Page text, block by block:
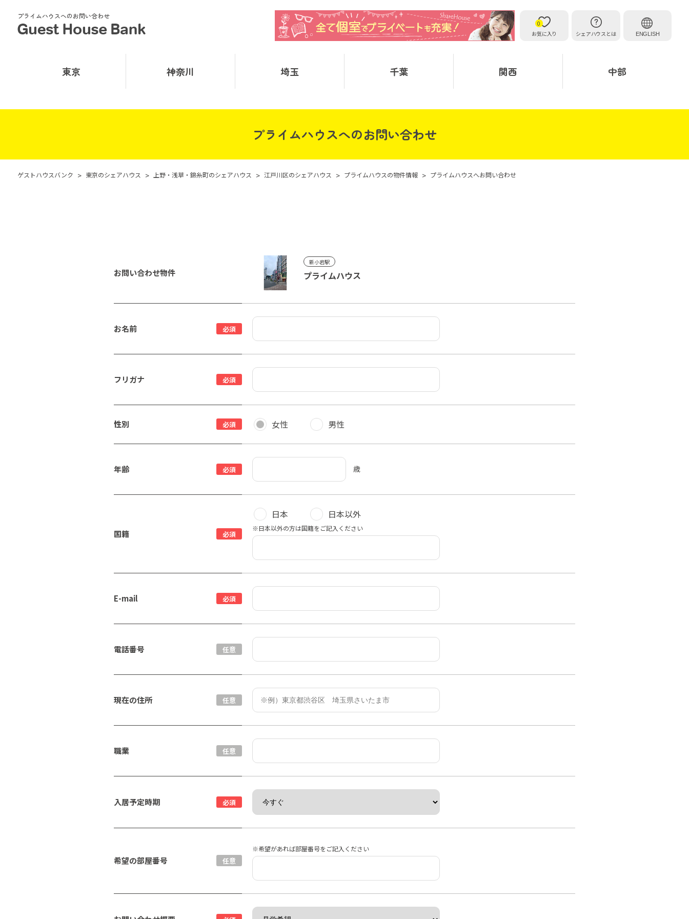
プライムハウスへのお問い合わせ
お気に入り
0
シェアハウスとは
ENGLISH
東京 神奈川 埼玉 千葉 関西 中部
プライムハウスへのお問い合わせ
ゲストハウスバンク > 東京のシェアハウス > 上野・浅草・錦糸町のシェアハウス > 江戸川区のシェアハウス > プライムハウスの物件情報 > プライムハウスへお問い合わせ
お問い合わせ物件
新小岩駅
プライムハウス
お名前 必須
フリガナ 必須
性別 必須 女性 男性
年齢 必須 歳
国籍 必須
日本 日本以外
※日本以外の方は国籍をご記入ください
E-mail 必須
電話番号 任意
現在の住所 任意
職業 任意
入居予定時期 必須
希望の部屋番号 任意
※希望があれば部屋番号をご記入ください